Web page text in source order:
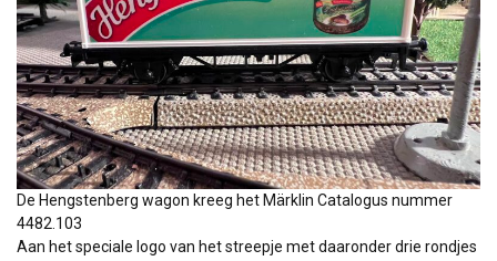
De Hengstenberg wagon kreeg het Märklin Catalogus nummer
4482.103
Aan het speciale logo van het streepje met daaronder drie rondjes